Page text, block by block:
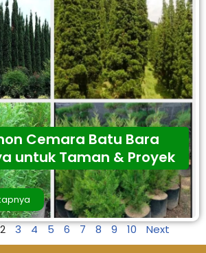
Cemara Batu Bara
untuk Taman & Proyek
2 3 4 5 6 7 8 9 10 Next